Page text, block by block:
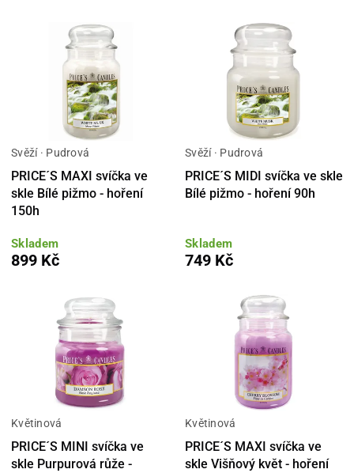
Svěží · Pudrová
PRICE´S MAXI svíčka ve
skle Bílé pižmo - hoření
150h
Skladem
899 Kč
Svěží · Pudrová
PRICE´S MIDI svíčka ve skle
Bílé pižmo - hoření 90h
Skladem
749 Kč
Květinová
PRICE´S MINI svíčka ve
skle Purpurová růže -
Květinová
PRICE´S MAXI svíčka ve
skle Višňový květ - hoření